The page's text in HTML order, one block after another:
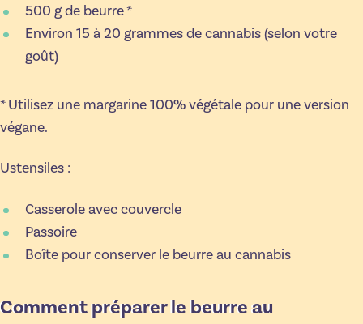
500 g de beurre *
Environ 15 à 20 grammes de cannabis (selon votre
goût)
* Utilisez une margarine 100% végétale pour une version
végane.
Ustensiles :
Casserole avec couvercle
Passoire
Boîte pour conserver le beurre au cannabis
Comment préparer le beurre au